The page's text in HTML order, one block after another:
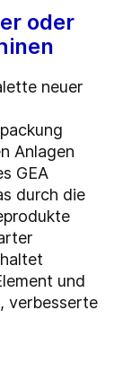
oder
neuer
Anlagen
GEA
durch die
und
verbesserte